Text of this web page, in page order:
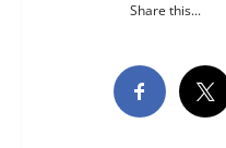
Share this...